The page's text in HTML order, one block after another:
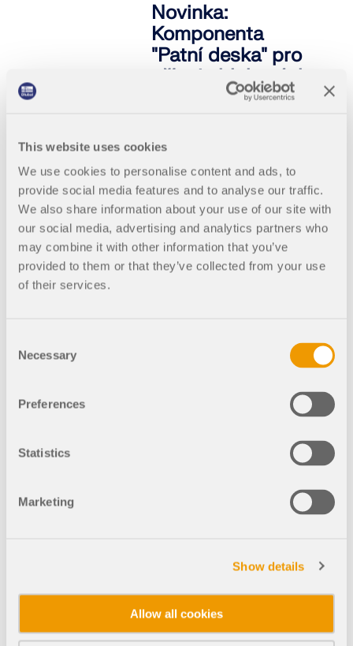
This website uses cookies
We use cookies to personalise content and ads, to
provide social media features and to analyse our traffic.
We also share information about your use of our site with
our social media, advertising and analytics partners who
may combine it with other information that you’ve
provided to them or that they’ve collected from your use
of their services.
Selection
Necessary
Preferences
Statistics
Marketing
Show details
Allow all cookies
Novinka:
Komponenta
"Patní deska" pro
přípoje blokových
Vám umožňuje posuzovat
zabetonovanými kotvami.
Přitom se analyzují desky,
svary, ukotvení a interakce
ocel-beton.
můžete velmi rychle zadat
libovolný počet podélných
Komponentu "Žebro" lze
dutých profilech. K tomu je
potřeba uvést navíc úhel